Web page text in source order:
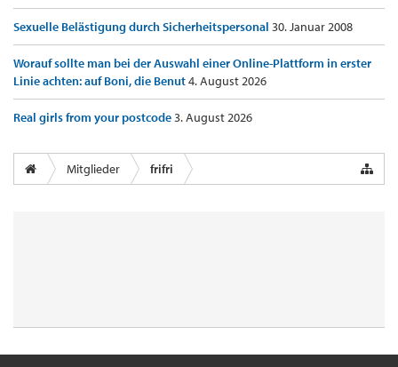
Sexuelle Belästigung durch Sicherheitspersonal 30. Januar 2008
Worauf sollte man bei der Auswahl einer Online-Plattform in erster
Linie achten: auf Boni, die Benut4. August 2026
Real girls from your postcode3. August 2026
Mitglieder frifri